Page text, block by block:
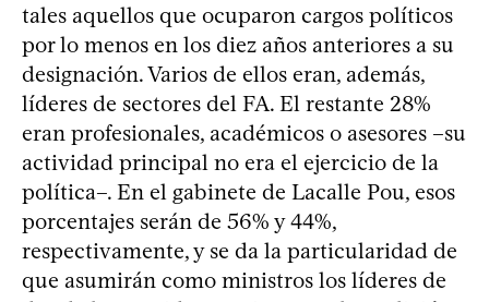
tales aquellos que ocuparon cargos políticos
por lo menos en los diez años anteriores a su
designación. Varios de ellos eran, además,
líderes de sectores del FA. El restante 28%
eran profesionales, académicos o asesores –su
actividad principal no era el ejercicio de la
política–. En el gabinete de Lacalle Pou, esos
porcentajes serán de 56% y 44%,
respectivamente, y se da la particularidad de
que asumirán como ministros los líderes de